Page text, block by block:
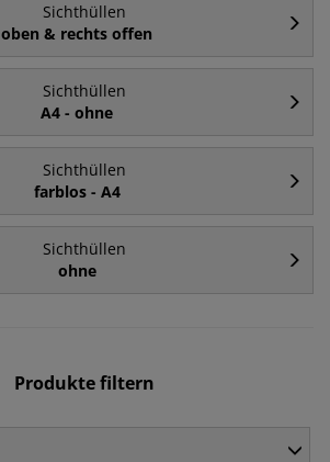
Sichthüllen
oben & rechts offen
Sichthüllen
A4 - ohne
Sichthüllen
farblos - A4
Sichthüllen
ohne
Produkte filtern